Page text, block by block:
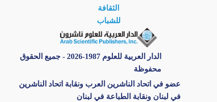
الثقافة
للشباب
الدار العربية للعلوم 1987-2026 - جميع الحقوق
محفوظة
عضو في اتحاد الناشرين العرب ونقابة اتحاد الناشرين
في لبنان ونقابة الطباعة في لبنان